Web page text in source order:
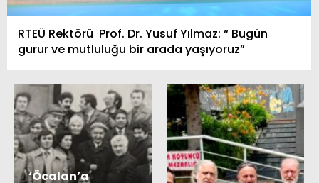
RTEÜ Rektörü Prof. Dr. Yusuf Yılmaz: “ Bugün
gurur ve mutluluğu bir arada yaşıyoruz”
‘Öcalan’a